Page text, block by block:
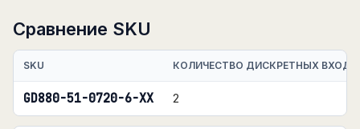
Сравнение SKU
SKU КОЛИЧЕСТВО ДИСКРЕТНЫХ
GD880-51-0720-6-XX 2